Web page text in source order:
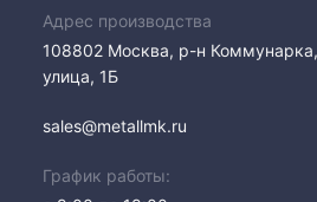
Адрес производства
108802​ Москва, р-н
улица, 1Б
sales@metallmk.ru
График работы: